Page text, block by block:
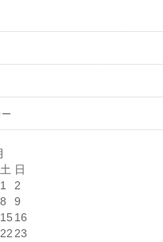
土 日
1
2
8
9
15 16
22 23